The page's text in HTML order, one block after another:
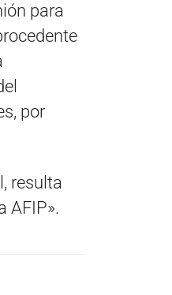
para
por
resulta
AFIP».